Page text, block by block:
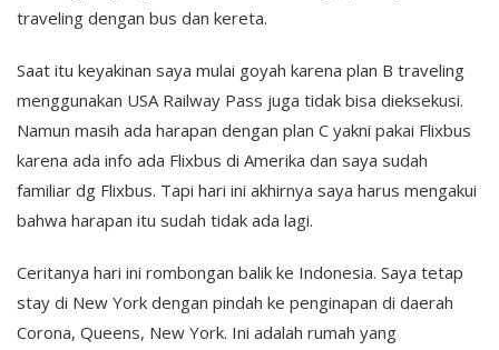
traveling dengan bus dan kereta.
Saat itu keyakinan saya mulai goyah karena plan B traveling
menggunakan USA Railway Pass juga tidak bisa dieksekusi.
Namun masih ada harapan dengan plan C yakni pakai Flixbus
karena ada info ada Flixbus di Amerika dan saya sudah
familiar dg Flixbus. Tapi hari ini akhirnya saya harus mengakui
bahwa harapan itu sudah tidak ada lagi.
Ceritanya hari ini rombongan balik ke Indonesia. Saya tetap
stay di New York dengan pindah ke penginapan di daerah
Corona, Queens, New York. Ini adalah rumah yang